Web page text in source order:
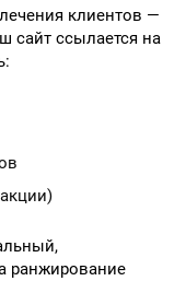
клиентов —
сайт ссылается на
ранжирование